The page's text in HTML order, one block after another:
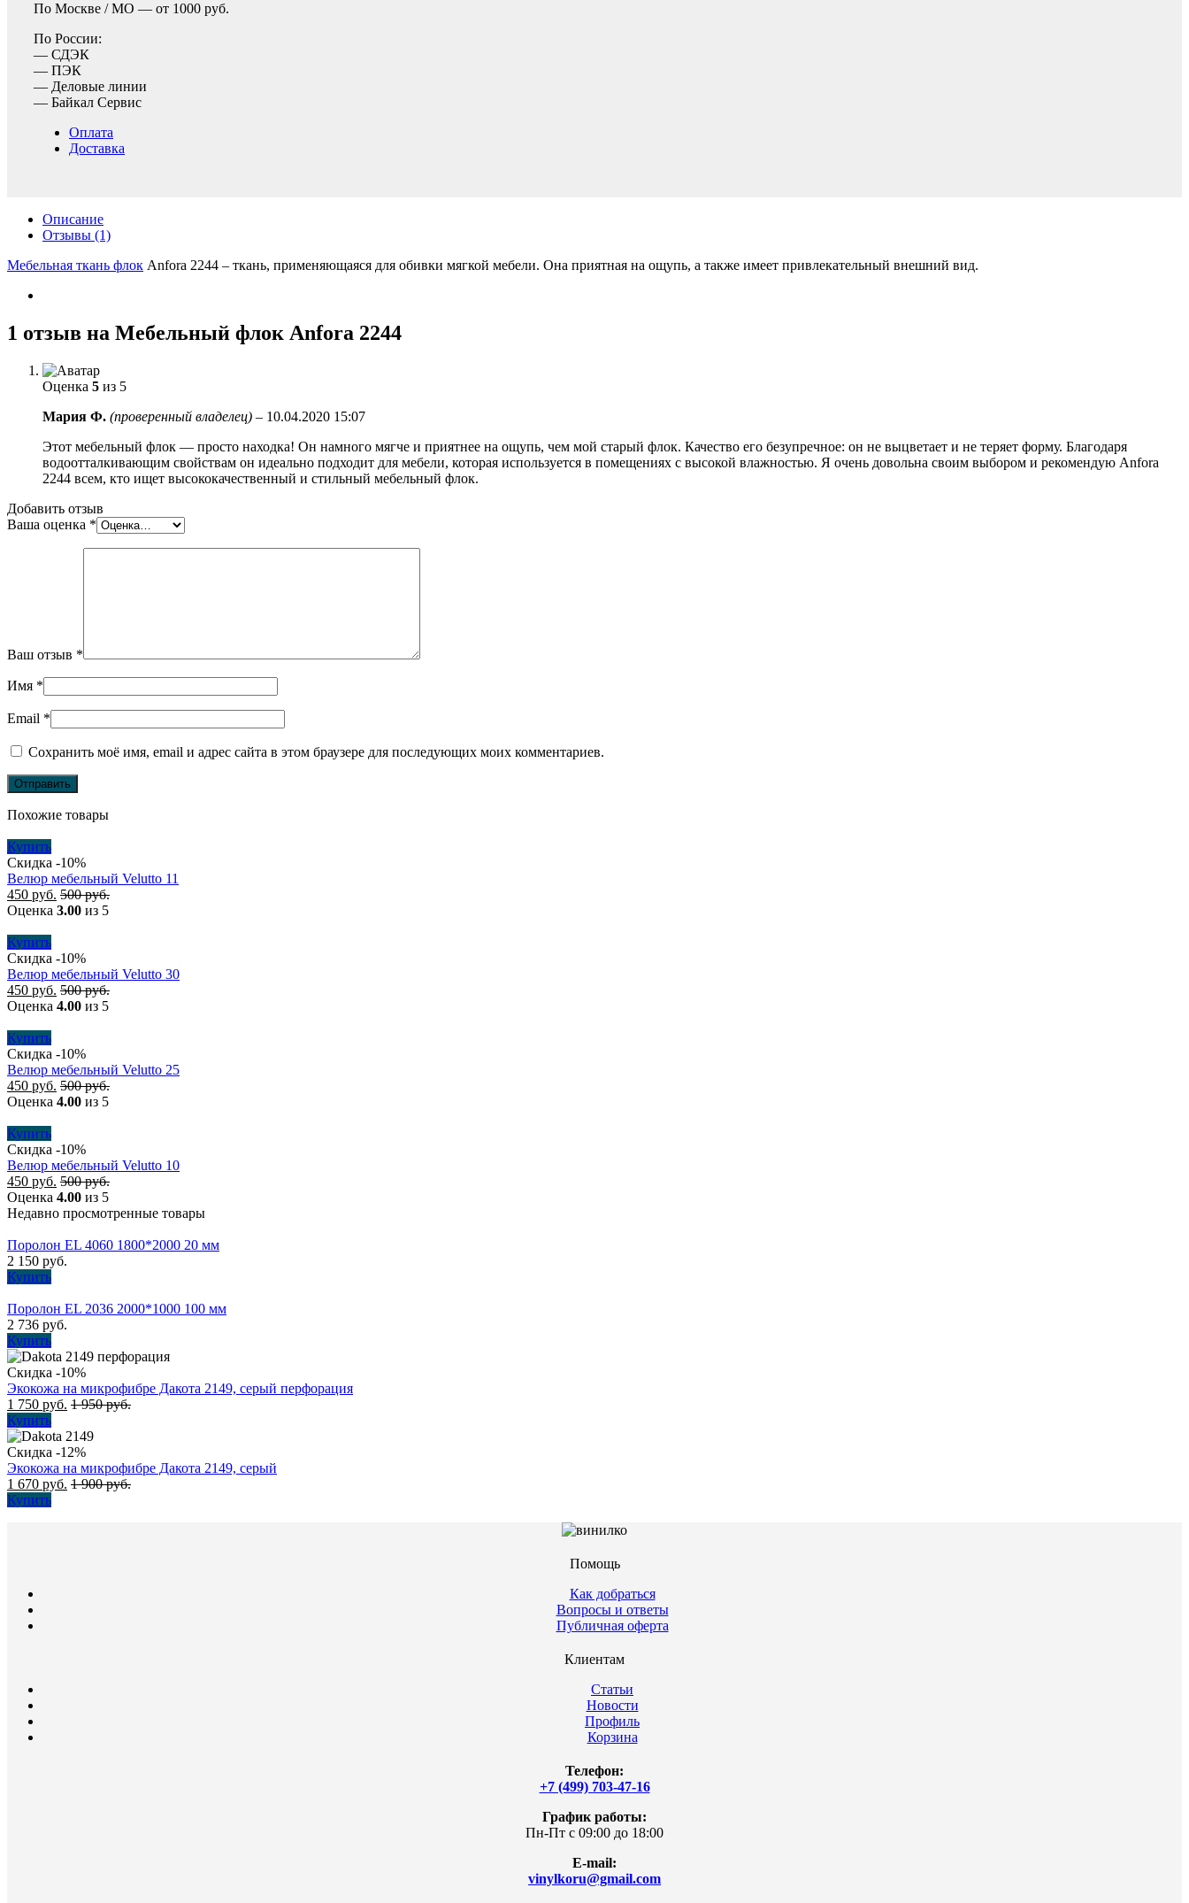
По Москве / МО — от 1000 руб.
По России:
— СДЭК
— ПЭК
— Деловые линии
— Байкал Сервис
Оплата
Доставка
Описание
Отзывы (1)
Мебельная ткань флок Anfora 2244 – ткань, применяющаяся для обивки мягкой мебели. Она приятная на ощупь, а также имеет привлекательный внешний вид.
1 отзыв на Мебельный флок Anfora 2244
Оценка 5 из 5
Мария Ф. (проверенный владелец) – 10.04.2020 15:07
Этот мебельный флок — просто находка! Он намного мягче и приятнее на ощупь, чем мой старый флок. Качество его безупречное: он не выцветает и не теряет форму. Благодаря
водоотталкивающим свойствам он идеально подходит для мебели, которая используется в помещениях с высокой влажностью. Я очень довольна своим выбором и рекомендую Anfora
2244 всем, кто ищет высококачественный и стильный мебельный флок.
Добавить отзыв
Ваша оценка *
Ваш отзыв *
Имя *
Email *
Сохранить моё имя, email и адрес сайта в этом браузере для последующих моих комментариев.
Похожие товары
Купить
Скидка -10%
Велюр мебельный Velutto 11
450 руб. 500руб.
Оценка 3.00 из 5
Купить
Скидка -10%
Велюр мебельный Velutto 30
450 руб. 500руб.
Оценка 4.00 из 5
Купить
Скидка -10%
Велюр мебельный Velutto 25
450 руб. 500руб.
Оценка 4.00 из 5
Купить
Скидка -10%
Велюр мебельный Velutto 10
450 руб. 500руб.
Оценка 4.00 из 5
Недавно просмотренные товары
Поролон EL 4060 1800*2000 20 мм
2 150 руб.
Купить
Поролон EL 2036 2000*1000 100 мм
2 736 руб.
Купить
Скидка -10%
Экокожа на микрофибре Дакота 2149, серый перфорация
1 750 руб. 1 950руб.
Купить
Скидка -12%
Экокожа на микрофибре Дакота 2149, серый
1 670 руб. 1 900руб.
Купить
Помощь
Как добраться
Вопросы и ответы
Публичная оферта
Клиентам
Статьи
Новости
Профиль
Корзина
Телефон:
+7 (499) 703-47-16
График работы:
Пн-Пт с 09:00 до 18:00
E-mail:
vinylkoru@gmail.com